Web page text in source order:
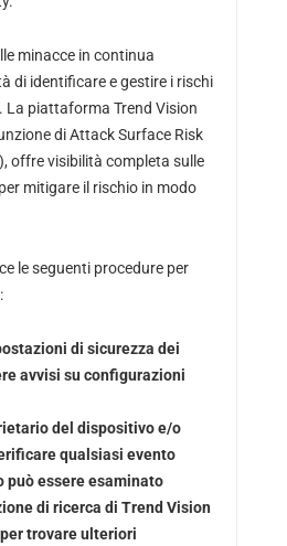
minacce in continua
di identificare e gestire i rischi
La piattaforma Trend Vision
di Attack Surface Risk
offre visibilità completa sulle
mitigare il rischio in modo
le seguenti procedure per
di sicurezza dei
avvisi su configurazioni
del dispositivo e/o
qualsiasi evento
può essere esaminato
di ricerca di Trend Vision
trovare ulteriori